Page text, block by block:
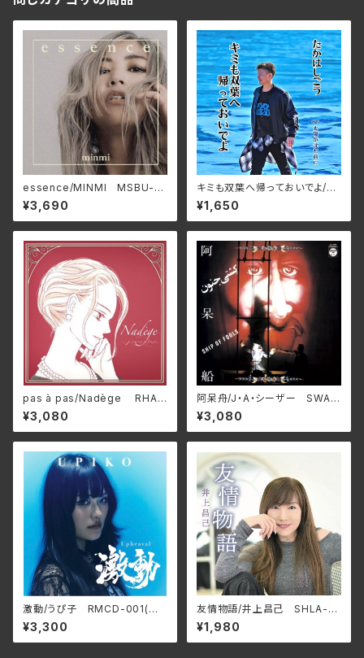
essence/MINMI MSBU-0
01
¥3,690
キミも双葉へ帰っておいでよ/た
かはしごう APM-0001(仕様:
CD)
¥1,650
pas à pas/Nadège RHAP
SODIE-A1801(仕様:12インチ
レコード)
¥3,080
阿呆舟/J・A・シーザー SWAX
-89C(仕様:CD)
¥3,080
激動/うぴ子 RMCD-001(仕
様:CD)
¥3,300
友情物語/井上昌己 SHLA-0
022(仕様:CD)
¥1,980